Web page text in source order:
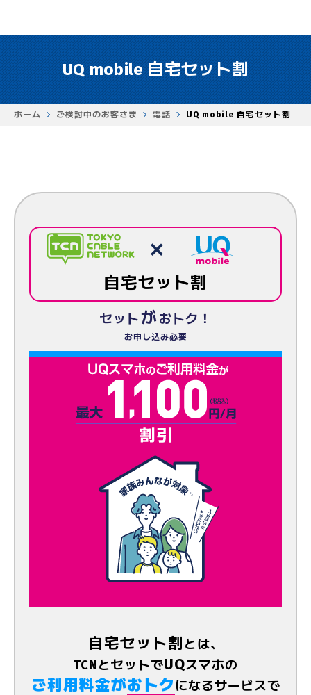
UQ mobile 自宅セット割
ホーム ご検討中のお客さま 電話 UQ mobile 自宅セット割
自宅セット割
セットが おトク！
お申し込み必要
自宅セット割 とは、
TCNとセットでUQスマホの
ご利用料金がおトクになるサービスで